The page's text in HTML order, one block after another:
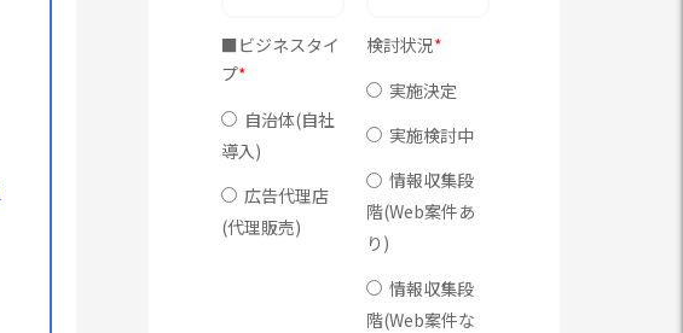
■ビジネスタイ
プ*
自治体(自社
導入)
広告代理店
(代理販売)
検討状況*
実施決定
実施検討中
情報収集段
階(Web案件あ
り)
情報収集段
階(Web案件な